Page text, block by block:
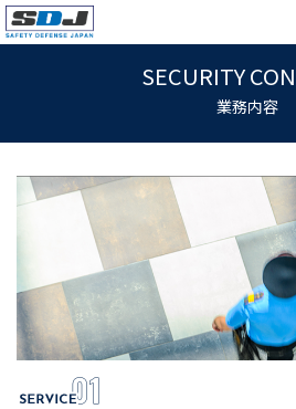
SECURITY
業務内容